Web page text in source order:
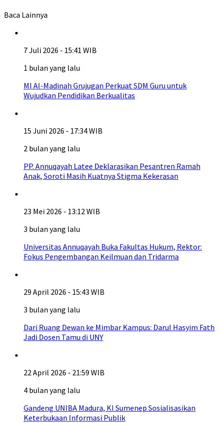
Baca Lainnya
7 Juli 2026 - 15:41 WIB
1 bulan yang lalu
MI Al-Madinah Grujugan Perkuat SDM Guru untuk
Wujudkan Pendidikan Berkualitas
15 Juni 2026 - 17:34 WIB
2 bulan yang lalu
PP. Annuqayah Latee Deklarasikan Pesantren Ramah
Anak, Soroti Masih Kuatnya Stigma Kekerasan
23 Mei 2026 - 13:12 WIB
3 bulan yang lalu
Universitas Annuqayah Buka Fakultas Hukum, Rektor:
Fokus Pengembangan Keilmuan dan Tridarma
29 April 2026 - 15:43 WIB
3 bulan yang lalu
Dari Ruang Dewan ke Mimbar Kampus: Darul Hasyim Fath
Jadi Dosen Tamu di UNY
22 April 2026 - 21:59 WIB
4 bulan yang lalu
Gandeng UNIBA Madura, KI Sumenep Sosialisasikan
Keterbukaan Informasi Publik